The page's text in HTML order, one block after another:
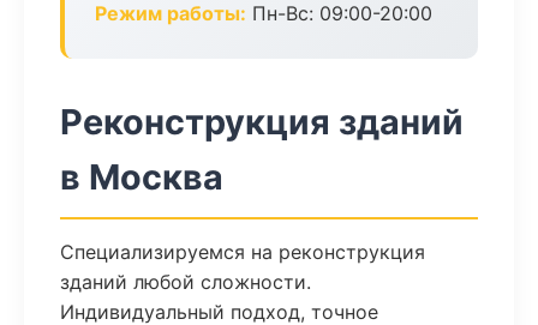
Режим работы: Пн-Вс: 09:00-20:00
Реконструкция зданий
в Москва
Специализируемся на реконструкция
зданий любой сложности.
Индивидуальный подход, точное